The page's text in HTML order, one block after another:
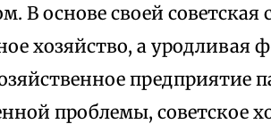
В осно­ве своей советская
хозяйство, а
проблемы, советское